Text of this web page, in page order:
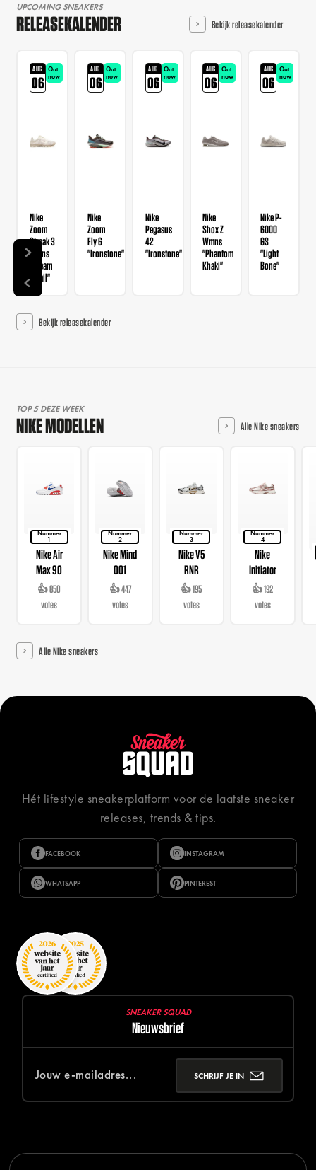
UPCOMING SNEAKERS
RELEASEKALENDER Bekijk releasekalender
AUG
06
Out
now
Nike
Zoom
Streak 3
Wmns
"Cream
II Sail"
AUG
06
Out
now
Nike
Zoom
Fly 6
"Ironstone"
AUG
06
Out
now
Nike
Pegasus
42
"Ironstone"
AUG
06
Out
now
Nike
Shox Z
Wmns
"Phantom
Khaki"
AUG
06
Out
now
Nike P-
6000
GS
"Light
Bone"
Bekijk releasekalender
TOP 5 DEZE WEEK
NIKE MODELLEN Alle Nike sneakers
Nummer
1
Nike Air
Max 90
👍 850
votes
Nummer
2
Nike Mind
001
👍 447
votes
Nummer
3
Nike V5
RNR
👍 195
votes
Nummer
4
Nike
Initiator
👍 192
votes
Alle Nike sneakers
Hét lifestyle sneakerplatform voor de laatste sneaker
releases, trends & tips.
FACEBOOK INSTAGRAM
WHATSAPP PINTEREST
SNEAKER SQUAD
Nieuwsbrief
SCHRIJF JE IN